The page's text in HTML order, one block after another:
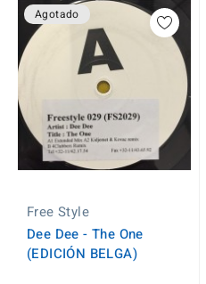
Agotado
Free Style
Dee Dee - The One
(EDICIÓN BELGA)